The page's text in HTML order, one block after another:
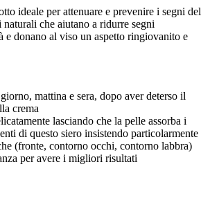
ideale per attenuare e prevenire i segni del
che aiutano a ridurre segni
e donano al viso un aspetto ringiovanito e
mattina e sera, dopo aver deterso il
crema
lasciando che la pelle assorba i
di questo siero insistendo particolarmente
(fronte, contorno occhi, contorno labbra)
per avere i migliori risultati